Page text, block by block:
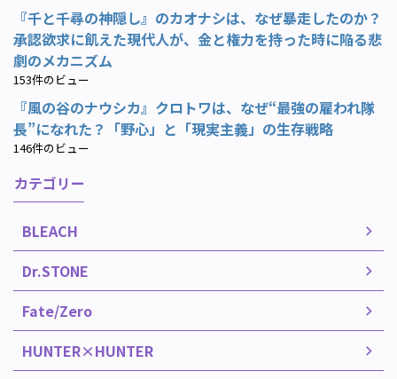
『千と千尋の神隠し』のカオナシは、なぜ暴走したのか？
承認欲求に飢えた現代人が、金と権力を持った時に陥る悲
劇のメカニズム
153件のビュー
『風の谷のナウシカ』クロトワは、なぜ“最強の雇われ隊
長”になれた？「野心」と「現実主義」の生存戦略
146件のビュー
カテゴリー
BLEACH
Dr.STONE
Fate/Zero
HUNTER×HUNTER